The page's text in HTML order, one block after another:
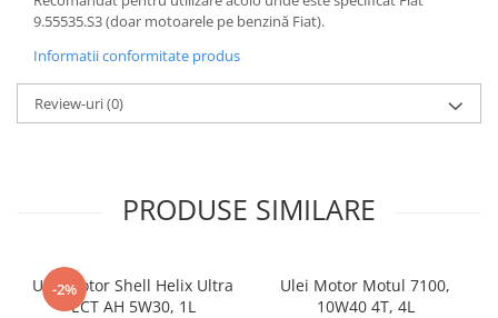
9.55535.S3 (doar motoarele pe benzină Fiat).
Informatii conformitate produs
Review-uri(0)
PRODUSE SIMILARE
-2%
Ulei motor Shell Helix Ultra
ECT AH 5W30, 1L
Ulei Motor Motul 7100,
10W40 4T, 4L